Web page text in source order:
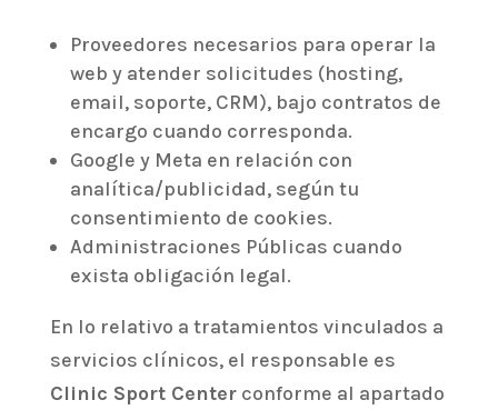
Proveedores necesarios para operar la
web y atender solicitudes (hosting,
email, soporte, CRM), bajo contratos de
encargo cuando corresponda.
Google y Meta en relación con
analítica/publicidad, según tu
consentimiento de cookies.
Administraciones Públicas cuando
exista obligación legal.
En lo relativo a tratamientos vinculados a
servicios clínicos, el responsable es
Clinic Sport Centerconforme al apartado